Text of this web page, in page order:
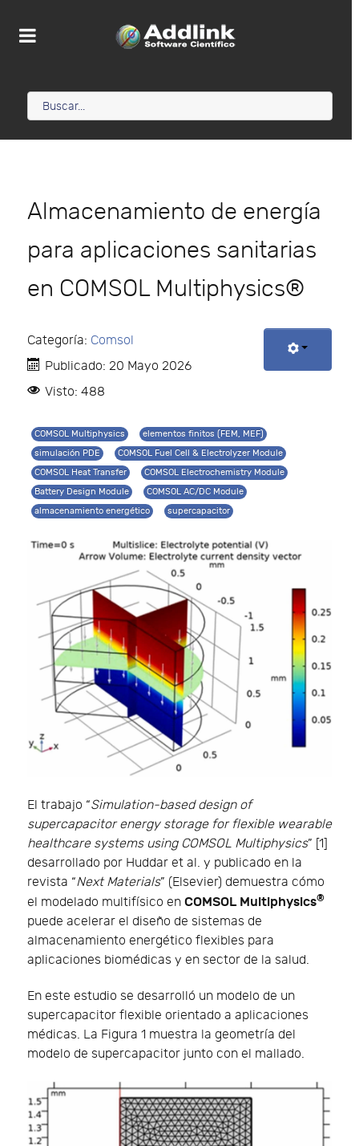
Almacenamiento de energía
para aplicaciones sanitarias
en COMSOL Multiphysics®
Categoría: Comsol
Publicado: 20 Mayo 2026
Visto: 488
COMSOL Multiphysics
elementos finitos (FEM, MEF)
simulación PDE
COMSOL Fuel Cell & Electrolyzer Module
COMSOL Heat Transfer
COMSOL Electrochemistry Module
Battery Design Module
COMSOL AC/DC Module
almacenamiento energético
supercapacitor
El trabajo “Simulation-based design of
supercapacitor energy storage for flexible wearable
healthcare systems using COMSOL Multiphysics” [1]
desarrollado por Huddar et al. y publicado en la
revista “Next Materials” (Elsevier) demuestra cómo
el modelado multifísico en COMSOL Multiphysics®
puede acelerar el diseño de sistemas de
almacenamiento energético flexibles para
aplicaciones biomédicas y en sector de la salud.
En este estudio se desarrolló un modelo de un
supercapacitor flexible orientado a aplicaciones
médicas. La Figura 1 muestra la geometría del
modelo de supercapacitor junto con el mallado.